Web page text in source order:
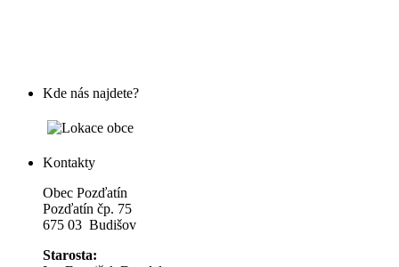
Kde nás najdete?
Kontakty
Obec Pozďatín
Pozďatín čp. 75
675 03 Budišov
Starosta: